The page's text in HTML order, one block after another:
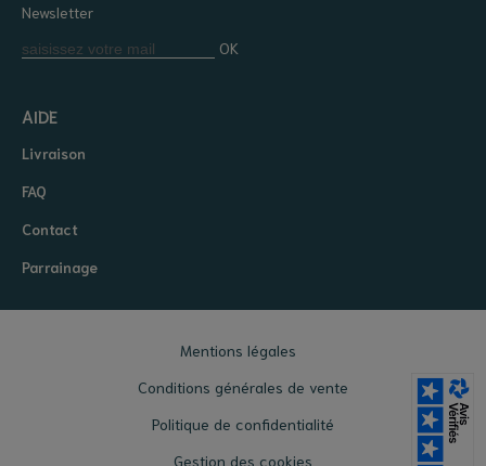
Newsletter
OK
AIDE
Livraison
FAQ
Contact
Parrainage
Mentions légales
Conditions générales de vente
Politique de confidentialité
Gestion des cookies